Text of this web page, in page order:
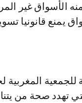
الأسواق غير
يمنع قانونيا
المغربية